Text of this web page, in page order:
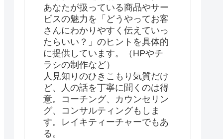
あなたが扱っている商品やサー
ビスの魅力を「どうやってお客
さんにわかりやすく伝えていっ
たらいい？」のヒントを具体的
に提供しています。（HPやチ
ラシの制作など）
人見知りのひきこもり気質だけ
ど、人の話を丁寧に聞くのは得
意。コーチング、カウンセリン
グ、コンサルティングもしま
す。レイキティーチャーでもあ
る。